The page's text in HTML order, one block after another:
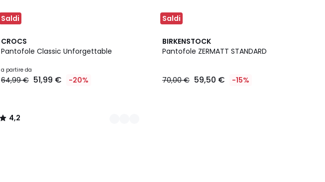
Saldi
CROCS
Pantofole Classic Unforgettable
a partire da
64,99 € 51,99 € -20%
4,2
/ 5
2
Colori
4,2
/
Saldi
BIRKENSTOCK
Pantofole ZERMATT STANDARD
70,00 € 59,50 € -15%